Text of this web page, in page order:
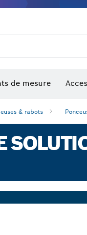
de mesure
& rabots